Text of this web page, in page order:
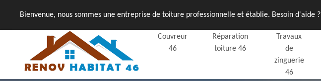
Bienvenue, nous sommes une entreprise de toiture professionnelle et établie. Besoin d'aide ?
Couvreur
46
Réparation
toiture 46
Travaux
de
zinguerie
46